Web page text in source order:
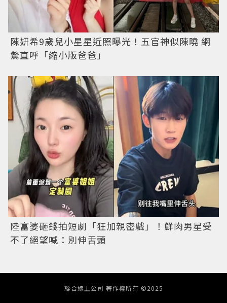
陳妍希9歲兒小星星近照曝光！五官神似陳曉 網
驚直呼「縮小版爸爸」
陸富婆砸錢拍短劇「狂加親密戲」！鮮肉男星受
不了絕望喊：別伸舌頭
聯合線上公司 著作權所有 ©2025